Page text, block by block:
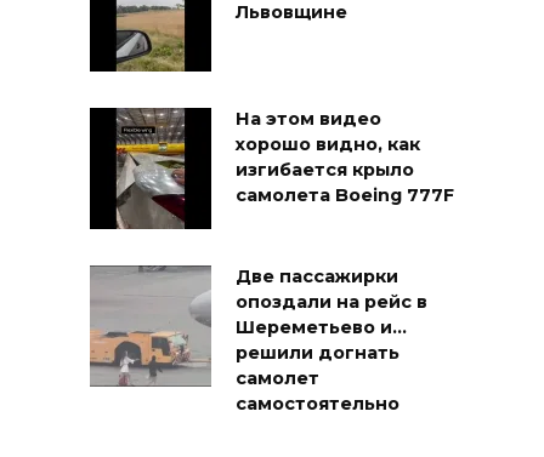
Львовщине
На этом видео
хорошо видно, как
изгибается крыло
самолета Boeing 777F
Две пассажирки
опоздали на рейс в
Шереметьево и…
решили догнать
самолет
самостоятельно